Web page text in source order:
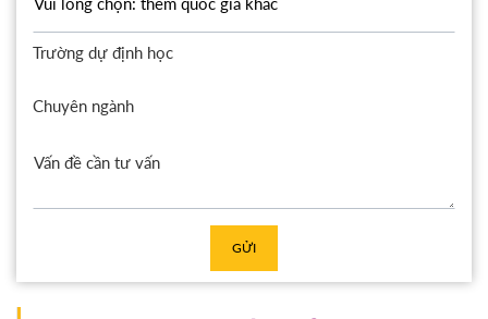
Trường dự định học
Chuyên ngành
GỬI